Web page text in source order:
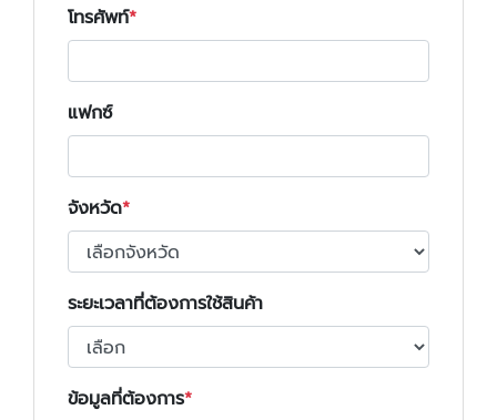
โทรศัพท์
แฟกซ์
จังหวัด
ระยะเวลาที่ต้องการใช้สินค้า
ข้อมูลที่ต้องการ